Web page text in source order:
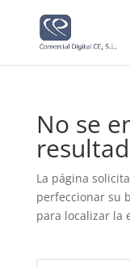
No se
La página
perfeccionar su
para localizar la